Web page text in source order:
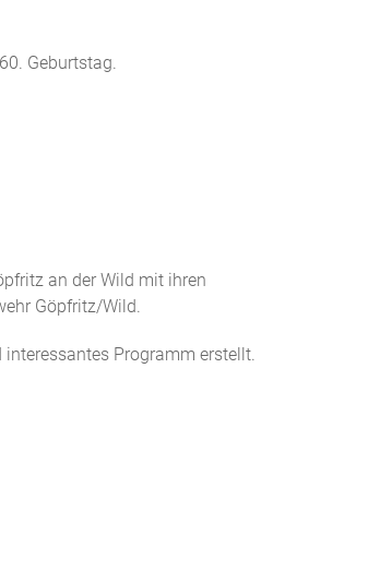
Geburtstag.
an der Wild mit ihren
Göpfritz/Wild.
Programm erstellt.